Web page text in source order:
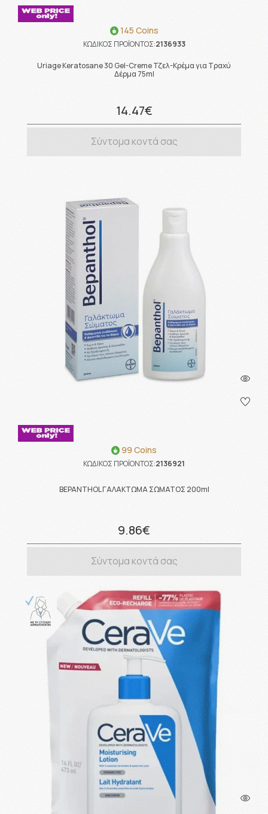
145 Coins
ΚΩΔΙΚΟΣ ΠΡΟΪΟΝΤΟΣ:2136933
Uriage Keratosane 30 Gel-Creme Τζελ-Κρέμα για Τραχύ
Δέρμα 75ml
14.47€
Σύντομα κοντά σας
99 Coins
ΚΩΔΙΚΟΣ ΠΡΟΪΟΝΤΟΣ:2136921
BEPANTHOL ΓΑΛΑΚΤΩΜΑ ΣΩΜΑΤΟΣ 200ml
9.86€
Σύντομα κοντά σας